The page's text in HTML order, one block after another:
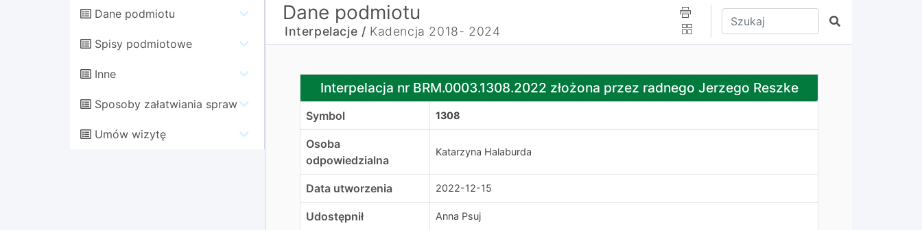
Dane podmiotu
Spisy podmiotowe
Inne
Sposoby załatwiania spraw
Umów wizytę
Dane podmiotu
Interpelacje / Kadencja 2018- 2024
Wpisz tekst do wyszukania
Szukaj
Interpelacja nr BRM.0003.1308.2022 złożona przez radnego Jerzego Reszke
Interpelacja nr BRM.0003.1308.2022 złożona przez radnego Jerzego Reszke
Symbol 1308
Osoba
odpowiedzialna
Katarzyna Halaburda
Data utworzenia 2022-12-15
Udostępnił Anna Psuj